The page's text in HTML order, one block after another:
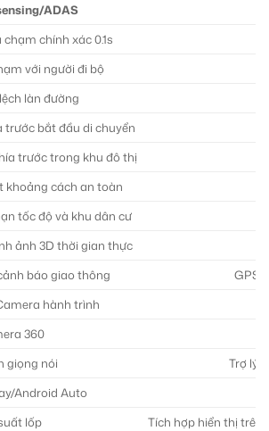
ADAS
chính xác 0.1s
với người đi bộ
làn đường
trước bắt đầu di chuyển
trước trong khu đô thị
khoảng cách an toàn
tốc độ và khu dân cư
ảnh 3D thời gian thực
báo giao thông
GPS
hành trình
360
giọng nói
Trợ lý
Android Auto
lốp
Tích hợp hiển thị trên